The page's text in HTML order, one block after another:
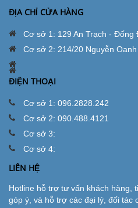
ĐỊA CHỈ CỬA HÀNG
Cơ sở 1: 129 An Trạch - Đống
Cơ sở 2: 214/20 Nguyễn
ĐIỆN THOẠI
Cơ sở 1: 096.2828.242
Cơ sở 2: 090.488.4121
Cơ sở 3:
Cơ sở 4:
LIÊN HỆ
Hotline hỗ trợ tư vấn khách hàng,
góp ý, và hỗ trợ các đại lý, đối tác